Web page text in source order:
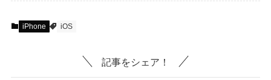
iPhone iOS
記事をシェア！